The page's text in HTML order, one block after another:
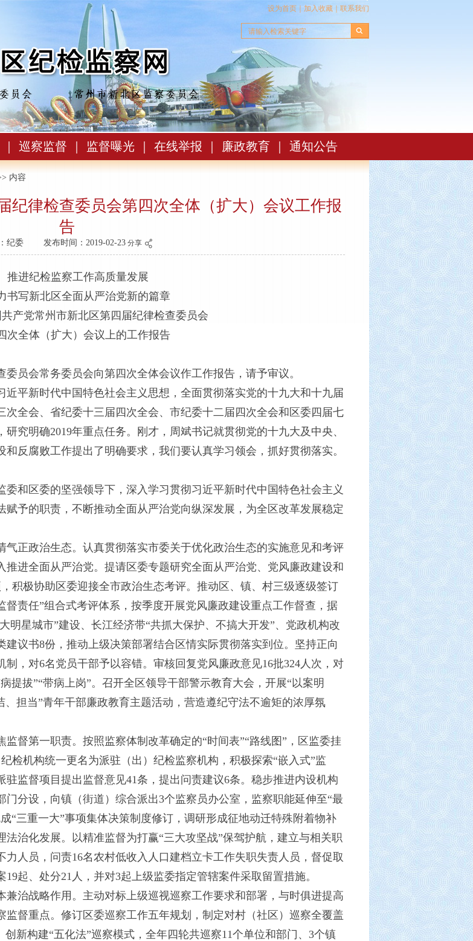
设为首页 加入收藏 联系我们
巡察监督 监督曝光 在线举报 廉政教育 通知公告
内容
纪律检查委员会第四次全体（扩大）会议工作报
告
纪委 发布时间：2019-02-23 分享
推进纪检监察工作高质量发展
书写新北区全面从严治党新的篇章
产党常州市新北区第四届纪律检查委员会
次全体（扩大）会议上的工作报告
员会常务委员会向第四次全体会议作工作报告，请予审议。
平新时代中国特色社会主义思想，全面贯彻落实党的十九大和十九届
全会、省纪委十三届四次全会、市纪委十二届四次全会和区委四届七
究明确2019年重点任务。刚才，周斌书记就贯彻党的十九大及中央、
反腐败工作提出了明确要求，我们要认真学习领会，抓好贯彻落实。
委和区委的坚强领导下，深入学习贯彻习近平新时代中国特色社会主义
予的职责，不断推动全面从严治党向纵深发展，为全区改革发展稳定
气正政治生态。认真贯彻落实市委关于优化政治生态的实施意见和考评
进全面从严治党。提请区委专题研究全面从严治党、党风廉政建设和
积极协助区委迎接全市政治生态考评。推动区、镇、村三级逐级签订
督责任”组合式考评体系，按季度开展党风廉政建设重点工作督查，据
明星城市”建设、长江经济带“共抓大保护、不搞大开发”、党政机构改
议书8份，推动上级决策部署结合区情实际贯彻落实到位。坚持正向
，对6名党员干部予以容错。审核回复党风廉政意见16批324人次，对
提拔”“带病上岗”。召开全区领导干部警示教育大会，开展“以案明
担当”青年干部廉政教育主题活动，营造遵纪守法不逾矩的浓厚氛
监督第一职责。按照监察体制改革确定的“时间表”“路线图”，区监委挂
检机构统一更名为派驻（出）纪检监察机构，积极探索“嵌入式”监
监督项目提出监督意见41条，提出问责建议6条。稳步推进内设机构
分设，向镇（街道）综合派出3个监察员办公室，监察职能延伸至“最
“三重一大”事项集体决策制度修订，调研形成征地动迁特殊附着物补
治化发展。以精准监督为打赢“三大攻坚战”保驾护航，建立与相关职
人员，问责16名农村低收入人口建档立卡工作失职失责人员，督促取
起、处分21人，并对3起上级监委指定管辖案件采取留置措施。
兼治战略作用。主动对标上级巡视巡察工作要求和部署，与时俱进提高
督重点。修订区委巡察工作五年规划，制定对村（社区）巡察全覆盖
新构建“五化法”巡察模式，全年四轮共巡察11个单位和部门、3个镇